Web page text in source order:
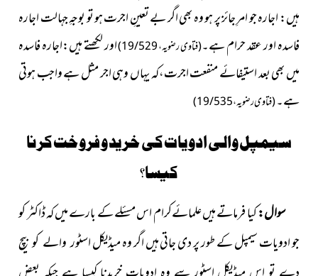
ہیں: اجارہ جو امرِ جائز پر ہو وہ بھی اگر بے تعینِ اجرت ہو تو بوجہِ جہالت اجارہ
فاسدہ اور عقد حرام ہے۔(فتاوی رضویہ، 19/529)
اور لکھتے ہیں:اجارہ فاسدہ
میں بھی بعد استیفائے منفعت اجرت،کہ یہاں وہی اجر مثل ہے واجب ہوتی
ہے۔(فتاوی رضویہ،19/535)
سیمپل والی ادویات کی خرید و فروخت کرنا
کیسا؟
سوال:کیا فرماتے ہیں علمائےکرام اس مسئلے کے بارے میں کہ ڈاکٹر کو
جو ادویات سیمپل کے طور پر دی جاتی ہیں اگر وہ میڈیکلاسٹور والے کو بیچ
دے تو اس میڈیکل اسٹور سے وہ ادویات خریدنا کیسا ہے جبکہ بعض